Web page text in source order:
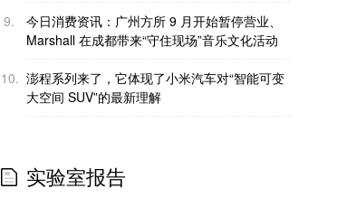
9.
今日消费资讯：广州方所 9 月开始暂停营业、
Marshall 在成都带来“守住现场”音乐文化活动
10. 澎程系列来了，它体现了小米汽车对“智能可变
大空间 SUV”的最新理解
实验室报告